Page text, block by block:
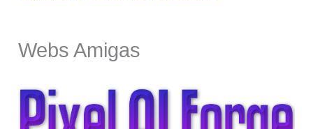
Webs Amigas